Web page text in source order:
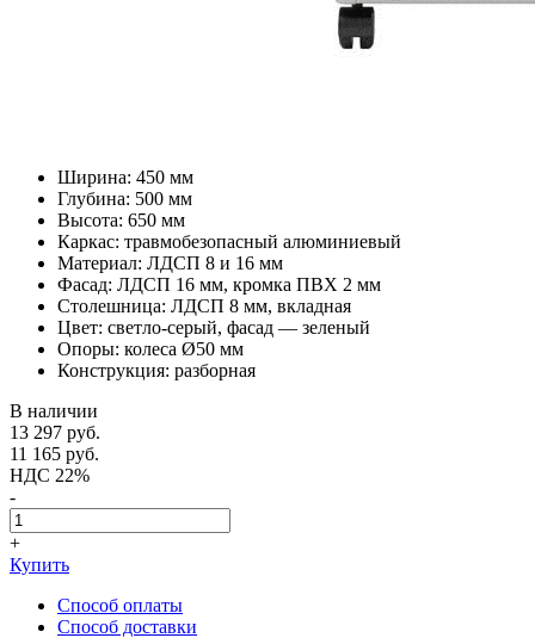
Ширина: 450 мм
Глубина: 500 мм
Высота: 650 мм
Каркас: травмобезопасный алюминиевый
Материал: ЛДСП 8 и 16 мм
Фасад: ЛДСП 16 мм, кромка ПВХ 2 мм
Столешница: ЛДСП 8 мм, вкладная
Цвет: светло-серый, фасад — зеленый
Опоры: колеса Ø50 мм
Конструкция: разборная
В наличии
13 297 руб.
11 165 руб.
НДС 22%
-
+
Купить
Способ оплаты
Способ доставки